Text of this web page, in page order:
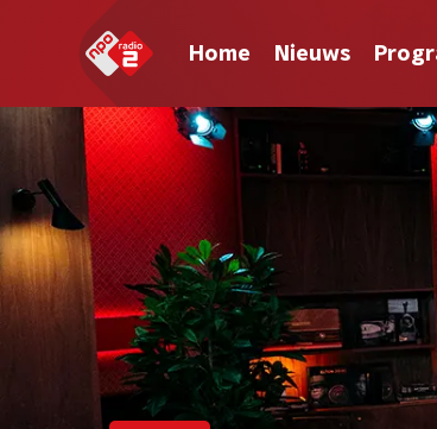
Home Nieuws